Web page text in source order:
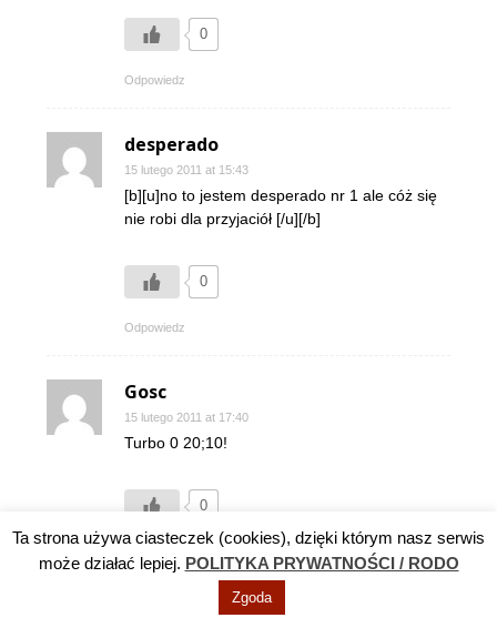
0
Odpowiedz
desperado
15 lutego 2011 at 15:43
[b][u]no to jestem desperado nr 1 ale cóż się
nie robi dla przyjaciół [/u][/b]
0
Odpowiedz
Gosc
15 lutego 2011 at 17:40
Turbo 0 20;10!
0
Ta strona używa ciasteczek (cookies), dzięki którym nasz serwis
może działać lepiej. POLITYKA PRYWATNOŚCI / RODO
Zgoda